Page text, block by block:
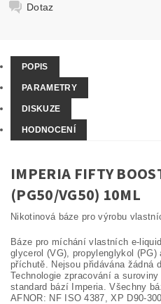
Dotaz
POPIS
PARAMETRY
DISKUZE
HODNOCENÍ
IMPERIA FIFTY
(PG50/VG50) 10ML
Nikotinová báze pro výrobu
Báze pro míchání vlastních e-
glycerol (VG), propylenglykol
příchutě. Nejsou přidávána žádná
Technologie zpracování a
standard bází Imperia. Všechny
AFNOR: NF ISO 4387, XP D90-